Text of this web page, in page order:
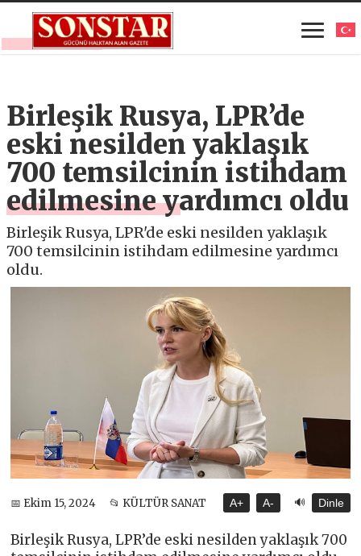
Birleşik Rusya, LPR’de
eski nesilden yaklaşık
700 temsilcinin istihdam
edilmesine yardımcı oldu
Birleşik Rusya, LPR'de eski nesilden yaklaşık
700 temsilcinin istihdam edilmesine yardımcı
oldu.
📅 Ekim 15, 2024 📂 KÜLTÜR SANAT A+ A- 🔊 Dinle
Birleşik Rusya, LPR’de eski nesilden yaklaşık 700